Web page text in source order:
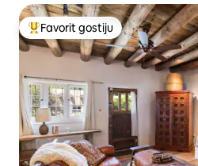
Glavni favorit gostiju
Favorit gostiju